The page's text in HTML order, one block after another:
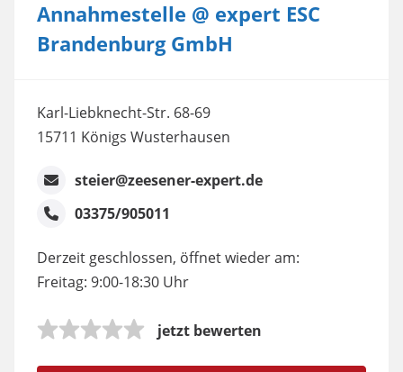
Annahmestelle @ expert ESC
Brandenburg GmbH
Karl-Liebknecht-Str. 68-69
15711 Königs Wusterhausen
steier@zeesener-expert.de
03375/905011
Derzeit geschlossen, öffnet wieder am:
Freitag: 9:00-18:30 Uhr
jetzt bewerten